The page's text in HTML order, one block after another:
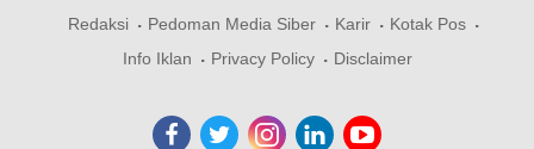
Redaksi Pedoman Media Siber Karir
Kotak Pos
Info Iklan
Privacy Policy Disclaimer